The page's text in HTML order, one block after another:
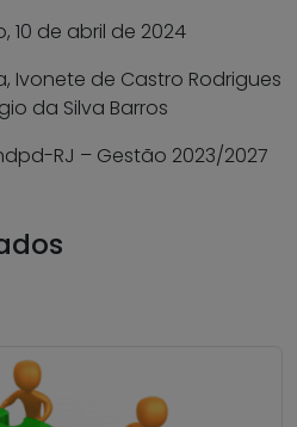
10 de abril de 2024
Ivonete de Castro Rodrigues
da Silva Barros
RJ – Gestão 2023/2027